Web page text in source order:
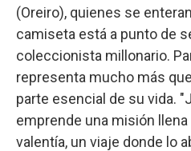
(Oreiro), quienes se
camiseta está a punto de
coleccionista millonario.
representa mucho más
parte esencial de su vida.
emprende una misión
valentía, un viaje donde lo